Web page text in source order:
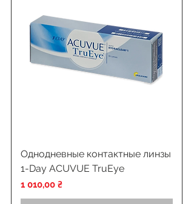
Однодневные контактные линзы
1-Day ACUVUE TruEye
Цена
1 010,00 ₴